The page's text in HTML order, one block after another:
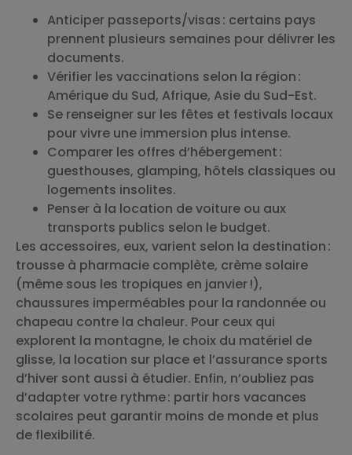
Anticiper passeports/visas : certains pays
prennent plusieurs semaines pour délivrer les
documents.
Vérifier les vaccinations selon la région :
Amérique du Sud, Afrique, Asie du Sud-Est.
Se renseigner sur les fêtes et festivals locaux
pour vivre une immersion plus intense.
Comparer les offres d’hébergement :
guesthouses, glamping, hôtels classiques ou
logements insolites.
Penser à la location de voiture ou aux
transports publics selon le budget.
Les accessoires, eux, varient selon la destination :
trousse à pharmacie complète, crème solaire
(même sous les tropiques en janvier !),
chaussures imperméables pour la randonnée ou
chapeau contre la chaleur. Pour ceux qui
explorent la montagne, le choix du matériel de
glisse, la location sur place et l’assurance sports
d’hiver sont aussi à étudier. Enfin, n’oubliez pas
d’adapter votre rythme : partir hors vacances
scolaires peut garantir moins de monde et plus
de flexibilité.